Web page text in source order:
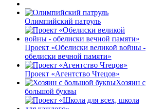
Олимпийский патруль
Проект «Обелиски великой войны -
обелиски вечной памяти»
Проект «Агентство Чтецов»
Хозяин с
большой буквы